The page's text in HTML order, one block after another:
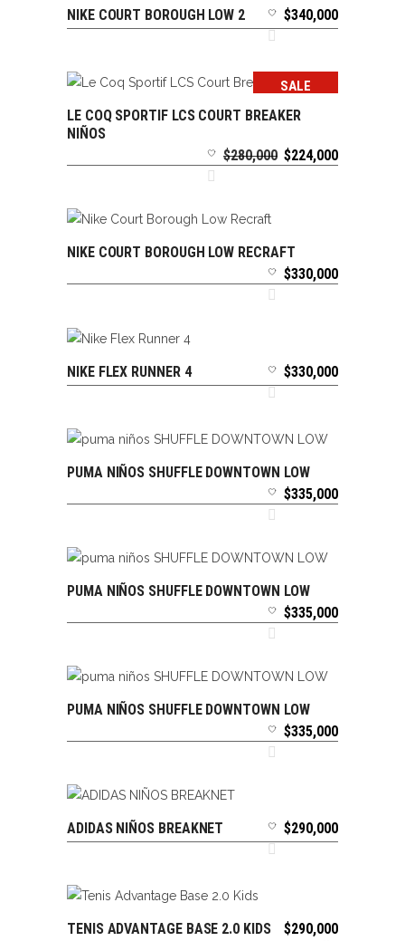
SELECCIONAR OPCIONES
NIKE COURT BOROUGH LOW 2 $340,000
SALE
SELECCIONAR OPCIONES
LE COQ SPORTIF LCS COURT BREAKER
NIÑOS
$280,000 El
$224,000El
SELECCIONAR OPCIONES
NIKE COURT BOROUGH LOW RECRAFT
$330,000
SELECCIONAR OPCIONES
NIKE FLEX RUNNER 4 $330,000
SELECCIONAR OPCIONES
PUMA NIÑOS SHUFFLE DOWNTOWN LOW
$335,000
SELECCIONAR OPCIONES
PUMA NIÑOS SHUFFLE DOWNTOWN LOW
$335,000
SELECCIONAR OPCIONES
PUMA NIÑOS SHUFFLE DOWNTOWN LOW
$335,000
SELECCIONAR OPCIONES
ADIDAS NIÑOS BREAKNET $290,000
SELECCIONAR OPCIONES
TENIS ADVANTAGE BASE 2.0 KIDS $290,000